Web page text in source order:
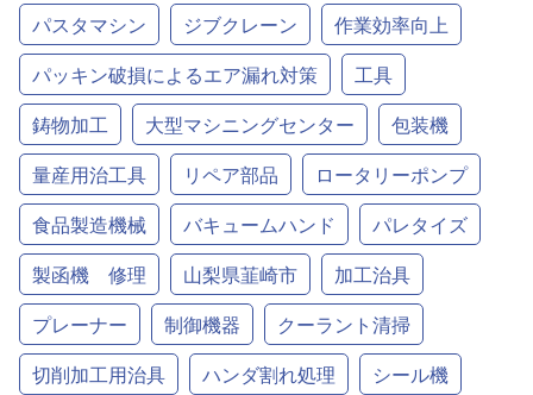
パスタマシン
ジブクレーン
作業効率向上
パッキン破損によるエア漏れ対策
工具
鋳物加工
大型マシニングセンター
包装機
量産用治工具
リペア部品
ロータリーポンプ
食品製造機械
バキュームハンド
パレタイズ
製函機 修理
山梨県韮崎市
加工治具
プレーナー
制御機器
クーラント清掃
切削加工用治具
ハンダ割れ処理
シール機